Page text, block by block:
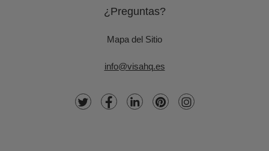
¿Preguntas?
Mapa del Sitio
info@visahq.es